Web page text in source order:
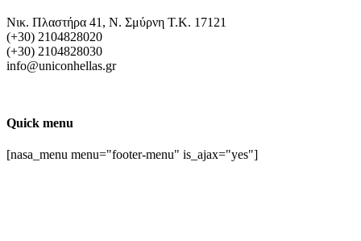
Νικ. Πλαστήρα 41, Ν. Σμύρνη T.K. 17121
(+30) 2104828020
(+30) 2104828030
info@uniconhellas.gr
Quick menu
[nasa_menu menu="footer-menu" is_ajax="yes"]